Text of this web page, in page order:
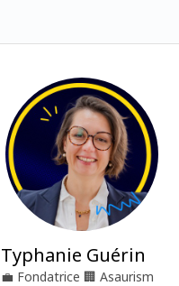
Typhanie Guérin
💼 Fondatrice 🏢 Asaurism